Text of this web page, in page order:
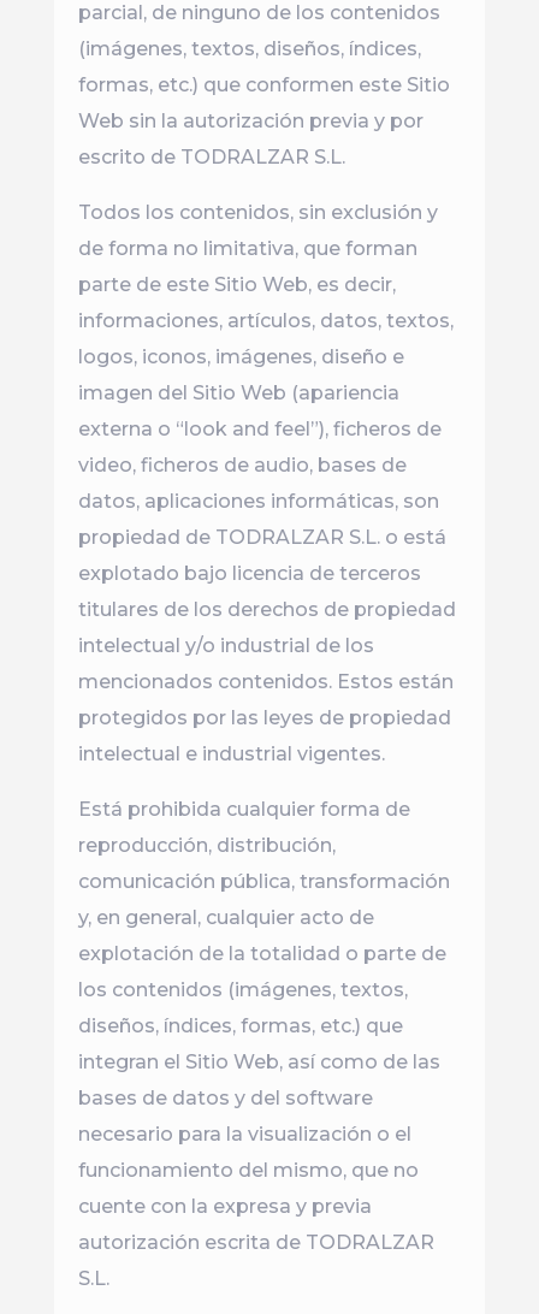
parcial, de ninguno de los contenidos
(imágenes, textos, diseños, índices,
formas, etc.) que conformen este Sitio
Web sin la autorización previa y por
escrito de TODRALZAR S.L.
Todos los contenidos, sin exclusión y
de forma no limitativa, que forman
parte de este Sitio Web, es decir,
informaciones, artículos, datos, textos,
logos, iconos, imágenes, diseño e
imagen del Sitio Web (apariencia
externa o “look and feel”), ficheros de
video, ficheros de audio, bases de
datos, aplicaciones informáticas, son
propiedad de TODRALZAR S.L. o está
explotado bajo licencia de terceros
titulares de los derechos de propiedad
intelectual y/o industrial de los
mencionados contenidos. Estos están
protegidos por las leyes de propiedad
intelectual e industrial vigentes.
Está prohibida cualquier forma de
reproducción, distribución,
comunicación pública, transformación
y, en general, cualquier acto de
explotación de la totalidad o parte de
los contenidos (imágenes, textos,
diseños, índices, formas, etc.) que
integran el Sitio Web, así como de las
bases de datos y del software
necesario para la visualización o el
funcionamiento del mismo, que no
cuente con la expresa y previa
autorización escrita de TODRALZAR
S.L.